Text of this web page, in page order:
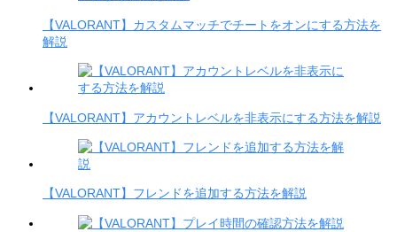
【VALORANT】カスタムマッチでチートをオンにする方法を
解説
【VALORANT】アカウントレベルを非表示にする方法を解説
【VALORANT】フレンドを追加する方法を解説